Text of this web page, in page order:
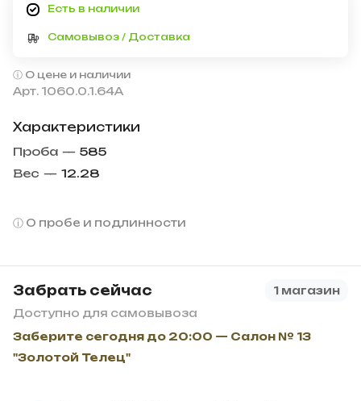
Арт. 1060.0.1.64А
Характеристики
Проба — 585
Вес — 12.28
О пробе и подлинности
Забрать сейчас
1 магазин
Доступно для самовывоза
Заберите сегодня до 20:00 — Салон № 13
"Золотой Телец"
Есть в наличии
Самовывоз / Доставка
О цене и наличии